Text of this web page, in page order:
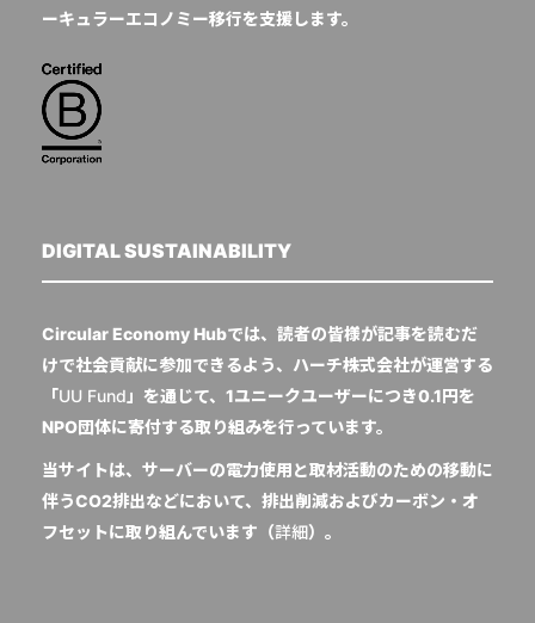
ーキュラーエコノミー移行を支援します。
DIGITAL SUSTAINABILITY
Circular Economy Hubでは、読者の皆様が記事を読むだ
けで社会貢献に参加できるよう、ハーチ株式会社が運営する
「UU Fund 」を通じて、1ユニークユーザーにつき0.1円を
NPO団体に寄付する取り組みを行っています。
当サイトは、サーバーの電力使用と取材活動のための移動に
伴うCO2排出などにおいて、排出削減およびカーボン・オ
フセットに取り組んでいます（詳細）。